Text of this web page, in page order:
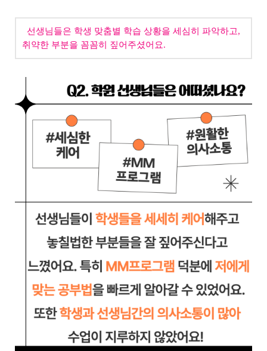
선생님들은 학생 맞춤별 학습 상황을 세심히 파악하고,
취약한 부분을 꼼꼼히 짚어주셨어요.​